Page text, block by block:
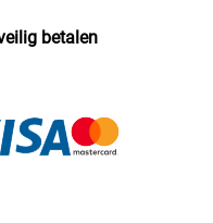
betalen